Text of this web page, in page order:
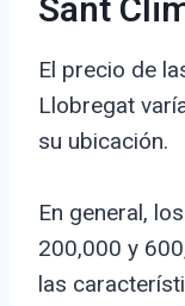
Sant
El precio de
Llobregat
su ubicación.
En general,
200,000 y
las